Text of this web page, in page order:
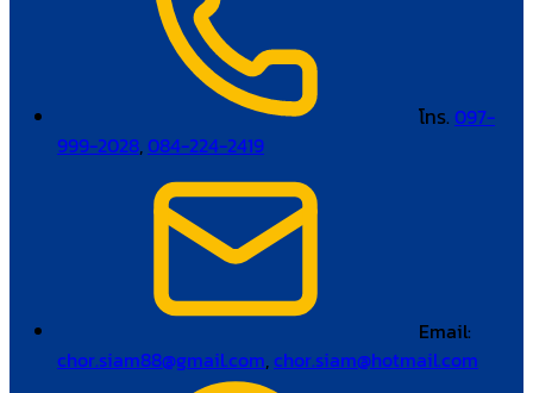
โทร. 097-
999-2028,084-224-2419
Email:
chor.siam88@gmail.com,chor.siam@hotmail.com